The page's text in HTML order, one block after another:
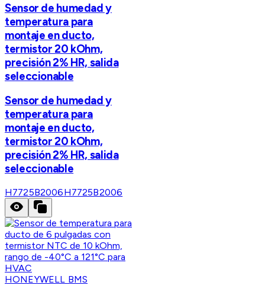
Sensor de humedad y
temperatura para
montaje en ducto,
termistor 20 kOhm,
precisión 2% HR, salida
seleccionable
Sensor de humedad y
temperatura para
montaje en ducto,
termistor 20 kOhm,
precisión 2% HR, salida
seleccionable
H7725B2006H7725B2006
HONEYWELL BMS